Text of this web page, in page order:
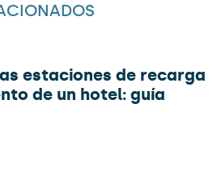
estaciones de recarga
de un hotel: guía